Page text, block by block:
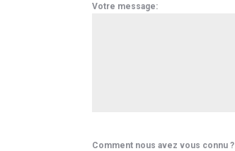
Votre message:
Comment nous avez vous connu ?